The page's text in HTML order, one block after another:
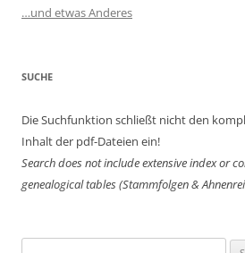
…und etwas Anderes
SUCHE
Die Suchfunktion schließt nicht den
Inhalt der pdf-Dateien ein!
Search does not include extensive index or
genealogical tables (Stammfolgen &